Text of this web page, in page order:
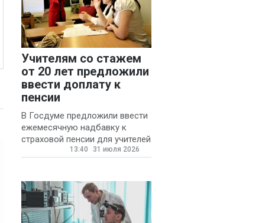
Учителям со стажем
от 20 лет предложили
ввести доплату к
пенсии
В Госдуме предложили ввести
ежемесячную надбавку к
страховой пенсии для учителей
государственных и
13:40 31 июля 2026